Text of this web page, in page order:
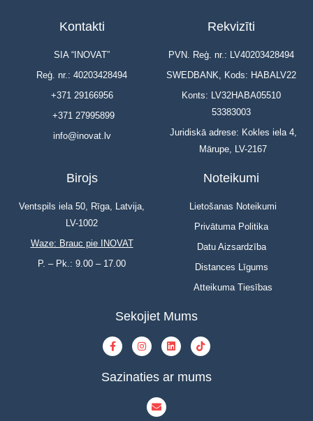
Kontakti
SIA “INOVAT”
Reģ. nr.: 40203428494
+371 29166956
+371 27995899
info@inovat.lv
Rekvizīti
PVN. Reģ. nr.: LV40203428494
SWEDBANK, Kods: HABALV22
Konts: LV32HABA05510
53383003
Juridiskā adrese: Kokles iela 4,
Mārupe, LV-2167
Birojs
Ventspils iela 50, Rīga, Latvija,
LV-1002
Waze: Brauc pie INOVAT
P. – Pk.: 9.00 – 17.00
Noteikumi
Lietošanas Noteikumi
Privātuma Politika
Datu Aizsardzība
Distances Līgums
Atteikuma Tiesības
Sekojiet Mums
Sazinaties ar mums